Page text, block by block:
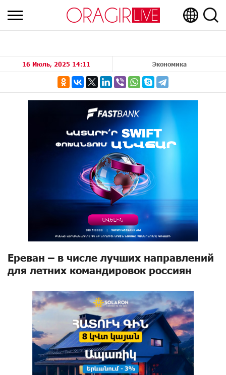
16 Июль, 2025 14:11 Экономика
Ереван – в числе лучших направлений
для летних командировок россиян